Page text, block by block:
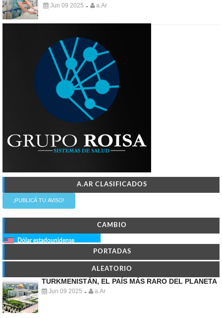
Jun 09 2025 - a.Ar
A.AR CLASIFICADOS
¡PUBLICÁ TU AVISO!
CAMBIO
Dólar estadounidense
PORTADAS
ALEATORIO
TURKMENISTÁN, EL PAÍS MÁS RARO DEL PLANETA
Jun 09 2025 - a.Ar